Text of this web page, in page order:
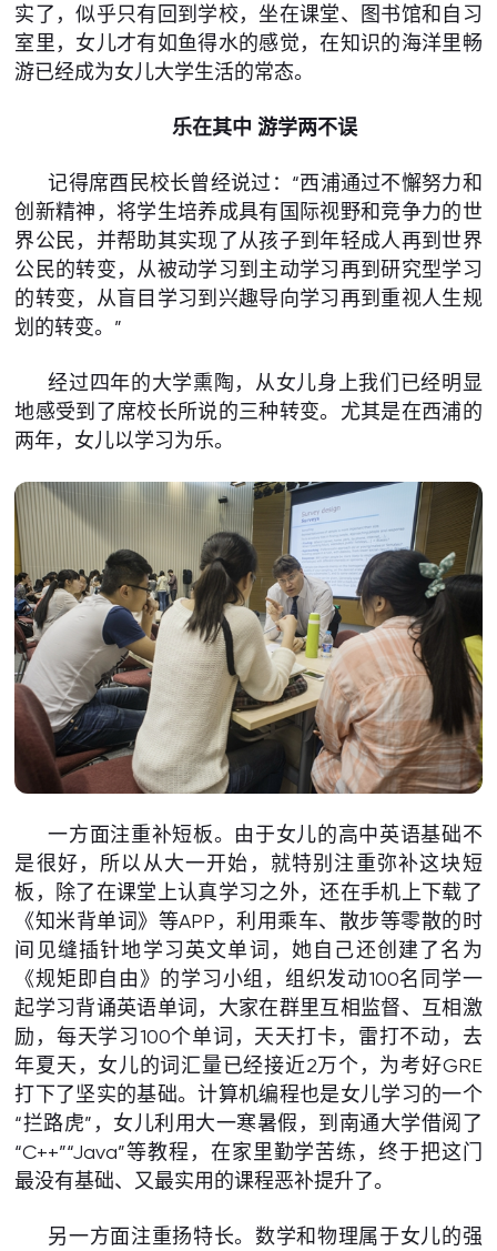
实了，似乎只有回到学校，坐在课堂、图书馆和自习
室里，女儿才有如鱼得水的感觉，在知识的海洋里畅
游已经成为女儿大学生活的常态。
乐在其中 游学两不误
记得席酉民校长曾经说过：“西浦通过不懈努力和
创新精神，将学生培养成具有国际视野和竞争力的世
界公民，并帮助其实现了从孩子到年轻成人再到世界
公民的转变，从被动学习到主动学习再到研究型学习
的转变，从盲目学习到兴趣导向学习再到重视人生规
划的转变。”
经过四年的大学熏陶，从女儿身上我们已经明显
地感受到了席校长所说的三种转变。尤其是在西浦的
两年，女儿以学习为乐。
一方面注重补短板。由于女儿的高中英语基础不
是很好，所以从大一开始，就特别注重弥补这块短
板，除了在课堂上认真学习之外，还在手机上下载了
《知米背单词》等APP，利用乘车、散步等零散的时
间见缝插针地学习英文单词，她自己还创建了名为
《规矩即自由》的学习小组，组织发动100名同学一
起学习背诵英语单词，大家在群里互相监督、互相激
励，每天学习100个单词，天天打卡，雷打不动，去
年夏天，女儿的词汇量已经接近2万个，为考好GRE
打下了坚实的基础。计算机编程也是女儿学习的一个
“拦路虎”，女儿利用大一寒暑假，到南通大学借阅了
“C++”“Java”等教程，在家里勤学苦练，终于把这门
最没有基础、又最实用的课程恶补提升了。
另一方面注重扬特长。数学和物理属于女儿的强